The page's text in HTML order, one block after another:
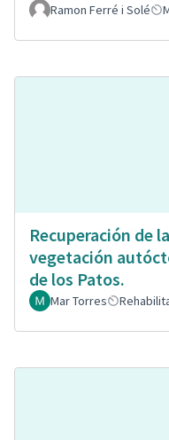
Ramon Ferré i Solé
Recuperación de
vegetación
de los Patos.
Mar Torres